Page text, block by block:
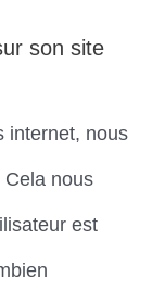
son site
internet, nous
Cela nous
est